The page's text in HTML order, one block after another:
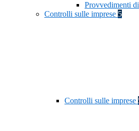
Provvedimenti
Controlli sulle imprese 5
Controlli sulle imprese